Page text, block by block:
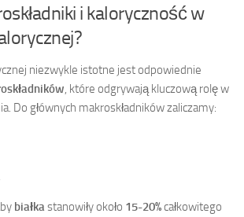
i kaloryczność w
niezwykle istotne jest odpowiednie
, które odgrywają kluczową rolę w
Do głównych makroskładników zaliczamy:
białka stanowiły około 15-20%całkowitego